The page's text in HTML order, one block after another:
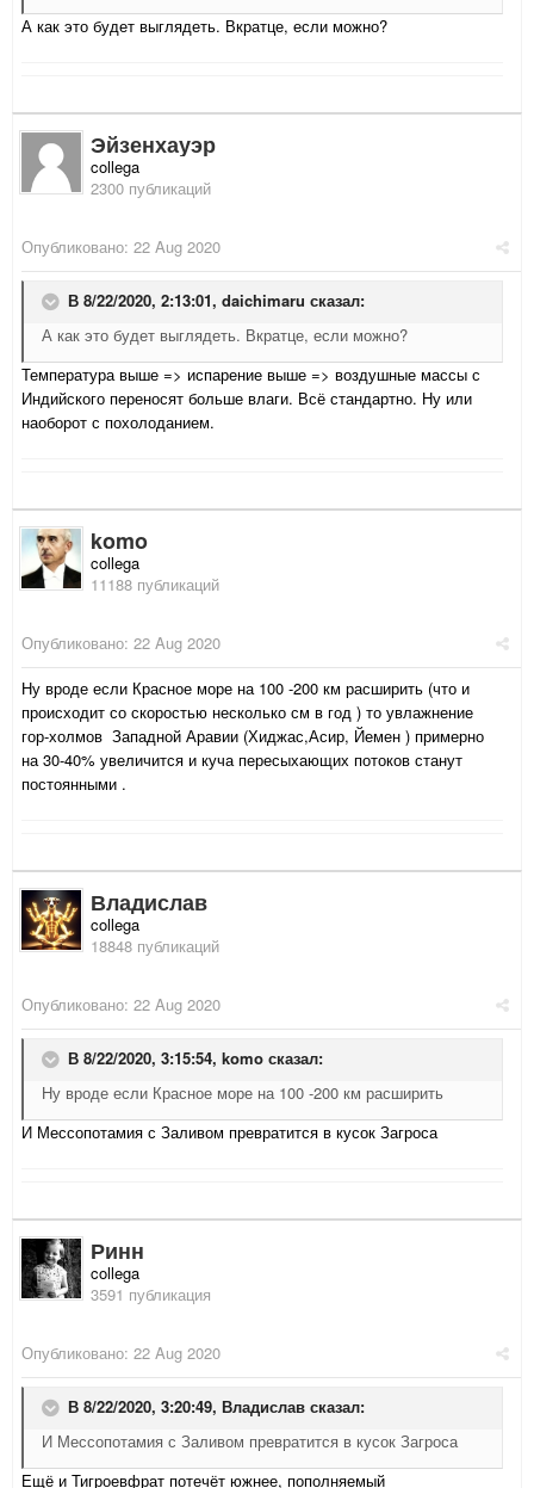
А как это будет выглядеть. Вкратце, если можно?
Эйзенхауэр
collega
2300 публикаций
Опубликовано: 22 Aug 2020
В 8/22/2020, 2:13:01, daichimaru сказал:
А как это будет выглядеть. Вкратце, если можно?
Температура выше => испарение выше => воздушные массы с
Индийского переносят больше влаги. Всё стандартно. Ну или
наоборот с похолоданием.
komo
collega
11188 публикаций
Опубликовано: 22 Aug 2020
Ну вроде если Красное море на 100 -200 км расширить (что и
происходит со скоростью несколько см в год ) то увлажнение
гор-холмов Западной Аравии (Хиджас,Асир, Йемен ) примерно
на 30-40% увеличится и куча пересыхающих потоков станут
постоянными .
Владислав
collega
18848 публикаций
Опубликовано: 22 Aug 2020
В 8/22/2020, 3:15:54, komo сказал:
Ну вроде если Красное море на 100 -200 км расширить
И Мессопотамия с Заливом превратится в кусок Загроса
Ринн
collega
3591 публикация
Опубликовано: 22 Aug 2020
В 8/22/2020, 3:20:49, Владислав сказал:
И Мессопотамия с Заливом превратится в кусок Загроса
Ещё и Тигроевфрат потечёт южнее, пополняемый